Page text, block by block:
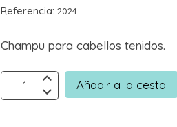
Referencia:2024
Champu para cabellos tenidos.
Añadir a la cesta